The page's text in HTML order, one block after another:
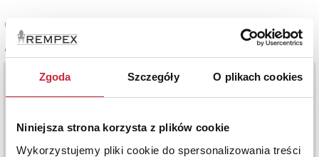
Zgoda Szczegóły O plikach cookies
Niniejsza strona korzysta z plików cookie
Wykorzystujemy pliki cookie do spersonalizowania treści
Cena oferowana
4 700 zł